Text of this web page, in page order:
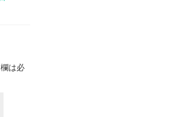
は必